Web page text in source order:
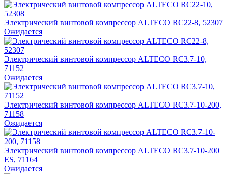
Электрический винтовой компрессор ALTECO RC22-8, 52307
Ожидается
Электрический винтовой компрессор ALTECO RC3.7-10​,
71152
Ожидается
Электрический винтовой компрессор ALTECO RC3.7-10-200,
71158
Ожидается
Электрический винтовой компрессор ALTECO RC3.7-10-200
ES, 71164
Ожидается